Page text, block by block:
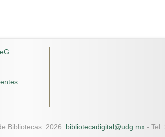
Bibliotecas. 2026. bibliotecadigital@udg.mx - Tel.